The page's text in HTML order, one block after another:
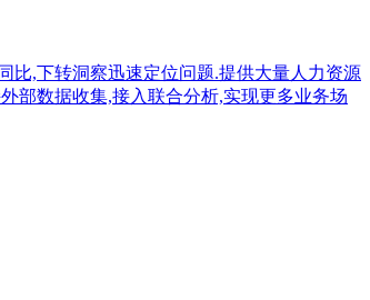
比,下转洞察迅速定位问题.提供大量人力资源
部数据收集,接入联合分析,实现更多业务场